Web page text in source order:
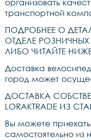
организовать
транспортной
ПОДРОБНЕЕ О
ОТДЕЛЕ
ЛИБО ЧИТАЙТЕ
Доставка
город может
ДОСТАВКА
LORAKTRADE ИЗ
Вы можете
самостоятельно из